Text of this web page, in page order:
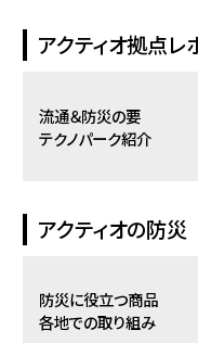
アクティオ拠点レ
流通＆防災の要
テクノパーク紹介
アクティオの防災
防災に役立つ商品
各地での取り組み